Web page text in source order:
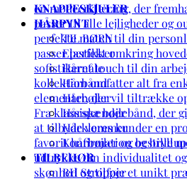
KNAPPESKJULER
HÅRPYNT
TIL BØRN
Elastikker
Hårnåle
Hårbånd
Hårbøjler
Hårspænder
Hårklemmer
Konfirmation og bryllup
TILBEHØR
BH Stropper